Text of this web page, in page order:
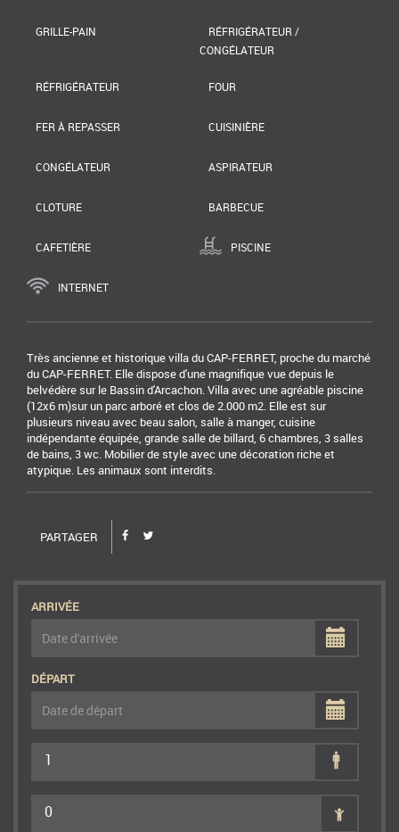
GRILLE-PAIN
RÉFRIGÉRATEUR /
CONGÉLATEUR
RÉFRIGÉRATEUR FOUR
FER À REPASSER CUISINIÈRE
CONGÉLATEUR ASPIRATEUR
CLOTURE BARBECUE
CAFETIÈRE PISCINE
INTERNET
Très ancienne et historique villa du CAP-FERRET, proche du marché
du CAP-FERRET. Elle dispose d'une magnifique vue depuis le
belvédère sur le Bassin d'Arcachon. Villa avec une agréable piscine
(12x6 m)sur un parc arboré et clos de 2.000 m2. Elle est sur
plusieurs niveau avec beau salon, salle à manger, cuisine
indépendante équipée, grande salle de billard, 6 chambres, 3 salles
de bains, 3 wc. Mobilier de style avec une décoration riche et
atypique. Les animaux sont interdits.
PARTAGER
ARRIVÉE
DÉPART
1
0